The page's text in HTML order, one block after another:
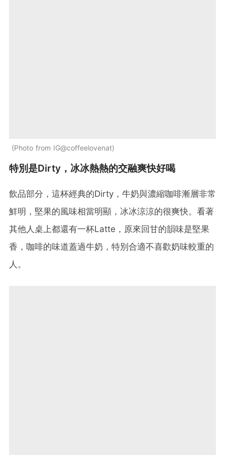
Photo from IG@coffeelovenat
特別是Dirty，冰冰熱熱的交融爽快好喝
飲品部分，這杯經典的Dirty，牛奶與濃縮咖啡漸層非常
鮮明，堅果的風味相當明顯，冰冰涼涼的很爽快。看著
其他人桌上都還有一杯Latte，原來回甘的韻味是堅果
香，咖啡的味道蓋過牛奶，特別合適不喜歡奶味較重的
人。